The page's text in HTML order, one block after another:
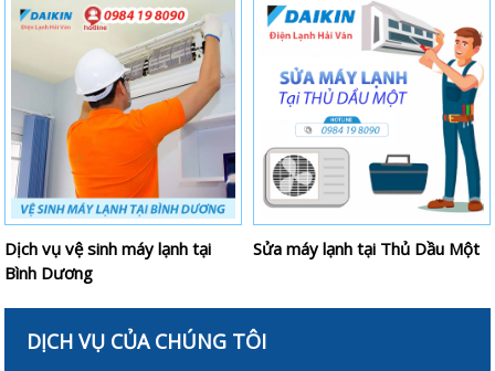
Dịch vụ vệ sinh máy lạnh tại
Bình Dương
Sửa máy lạnh tại Thủ Dầu Một
DỊCH VỤ CỦA CHÚNG TÔI